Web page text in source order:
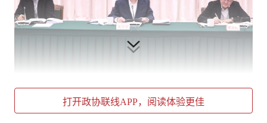
党治国理政的重要方式，也是中国特色社会主义
一个重要政治优势。“十五五”时期在基本实现社
打开政协联线APP，阅读体验更佳